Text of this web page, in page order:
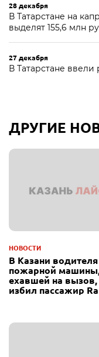
28 декабря
В Татарстане на
выделят 155,6 млн
27 декабря
В Татарстане
ДРУГИЕ
НОВОСТИ
В Казани водителя
пожарной
ехавшей на вызов,
избил пассажир